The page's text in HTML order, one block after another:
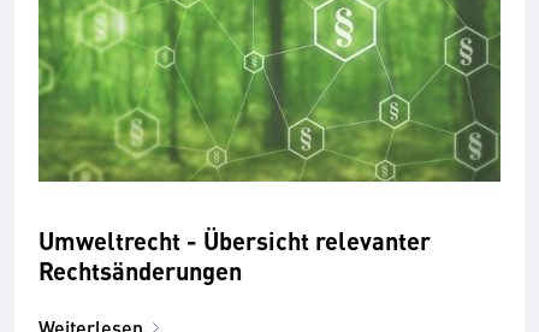
Umweltrecht - Übersicht relevanter
Rechtsänderungen